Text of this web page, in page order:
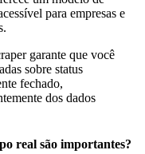
para empresas e
garante que você
sobre status
fechado,
dos dados
real são importantes?